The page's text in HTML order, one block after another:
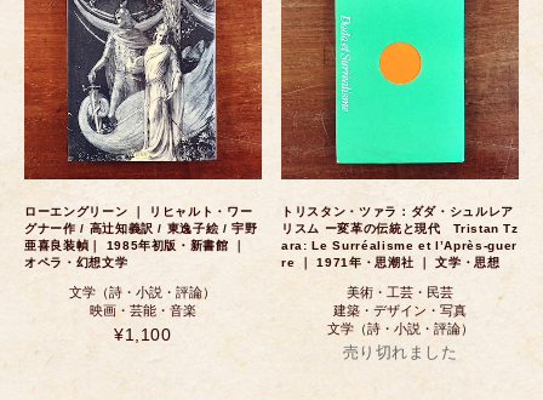
ローエングリーン ｜ リヒャルト・ワー
グナー作 / 高辻知義訳 / 東逸子絵 / 宇野
亜喜良装幀｜ 1985年初版・新書館 ｜
オペラ・幻想文学
文学（詩・小説・評論）
映画・芸能・音楽
¥1,100
トリスタン・ツァラ：ダダ・シュルレア
リスム ー変革の伝統と現代 Tristan Tz
ara: Le Surréalisme et l’Après-guer
re ｜ 1971年・思潮社 ｜ 文学・思想
美術・工芸・民芸
建築・デザイン・写真
文学（詩・小説・評論）
売り切れました